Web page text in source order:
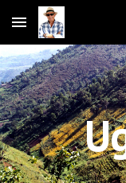
Skip to main content